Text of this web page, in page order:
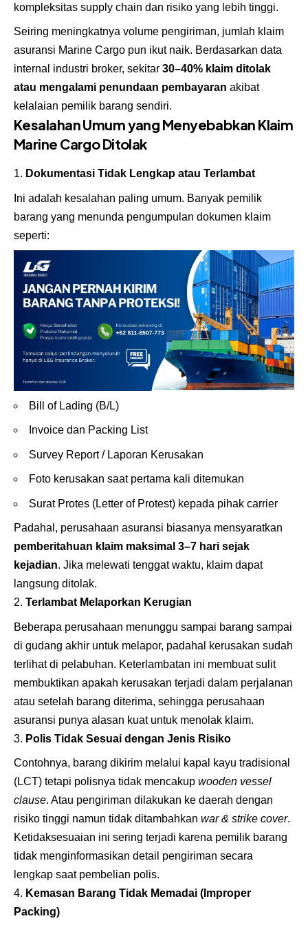
kompleksitas supply chain dan risiko yang lebih tinggi.
Seiring meningkatnya volume pengiriman, jumlah klaim
asuransi Marine Cargo pun ikut naik. Berdasarkan data
internal industri broker, sekitar 30–40% klaim ditolak
atau mengalami penundaan pembayaran akibat
kelalaian pemilik barang sendiri.
Kesalahan Umum yang Menyebabkan Klaim
Marine Cargo Ditolak
Dokumentasi Tidak Lengkap atau Terlambat
Ini adalah kesalahan paling umum. Banyak pemilik
barang yang menunda pengumpulan dokumen klaim
seperti:
Bill of Lading (B/L)
Invoice dan Packing List
Survey Report / Laporan Kerusakan
Foto kerusakan saat pertama kali ditemukan
Surat Protes (Letter of Protest) kepada pihak carrier
Padahal, perusahaan asuransi biasanya mensyaratkan
pemberitahuan klaim maksimal 3–7 hari sejak
kejadian. Jika melewati tenggat waktu, klaim dapat
langsung ditolak.
Terlambat Melaporkan Kerugian
Beberapa perusahaan menunggu sampai barang sampai
di gudang akhir untuk melapor, padahal kerusakan sudah
terlihat di pelabuhan. Keterlambatan ini membuat sulit
membuktikan apakah kerusakan terjadi dalam perjalanan
atau setelah barang diterima, sehingga perusahaan
asuransi punya alasan kuat untuk menolak klaim.
Polis Tidak Sesuai dengan Jenis Risiko
Contohnya, barang dikirim melalui kapal kayu tradisional
(LCT) tetapi polisnya tidak mencakup wooden vessel
clause. Atau pengiriman dilakukan ke daerah dengan
risiko tinggi namun tidak ditambahkan war & strike cover.
Ketidaksesuaian ini sering terjadi karena pemilik barang
tidak menginformasikan detail pengiriman secara
lengkap saat pembelian polis.
Kemasan Barang Tidak Memadai (Improper
Packing)